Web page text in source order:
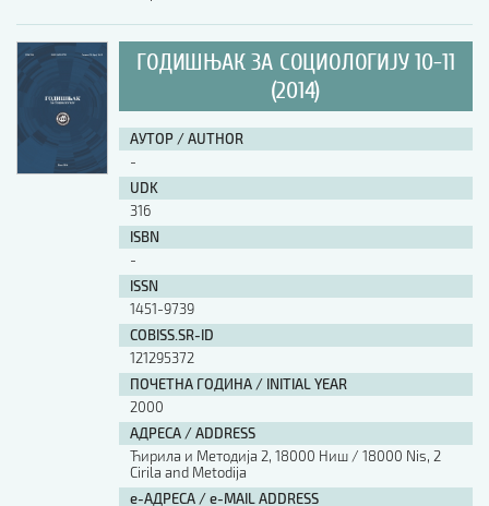
ГОДИШЊАК ЗА СОЦИОЛОГИЈУ 10-11
(2014)
АУТОР / AUTHOR
-
UDK
316
ISBN
-
ISSN
1451-9739
COBISS.SR-ID
121295372
ПОЧЕТНА ГОДИНА / INITIAL YEAR
2000
АДРЕСА / ADDRESS
Ћирила и Методија 2, 18000 Ниш / 18000 Nis, 2
Cirila and Metodija
е-АДРЕСА / e-MAIL ADDRESS